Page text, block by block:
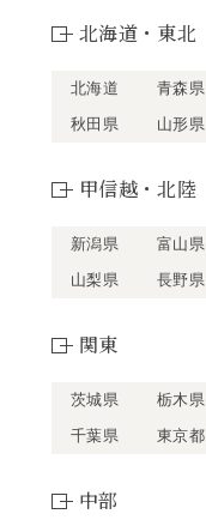
北海道・東北
北海道 青森県
秋田県
山形県
甲信越・北陸
新潟県 富山県
山梨県
長野県
関東
茨城県 栃木県
千葉県
東京都
中部